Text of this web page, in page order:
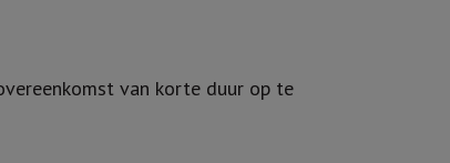
van korte duur op te